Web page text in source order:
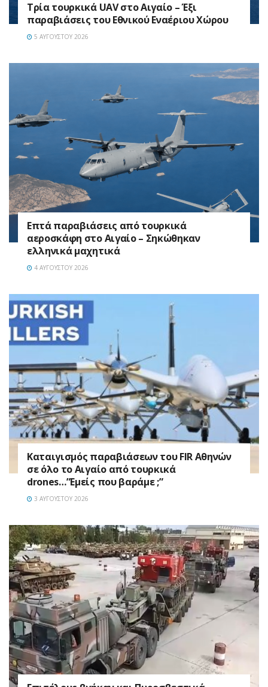
Τρία τουρκικά UAV στο Αιγαίο – Έξι
παραβιάσεις του Εθνικού Εναέριου Χώρου
5 ΑΥΓΟΎΣΤΟΥ 2026
Επτά παραβιάσεις από τουρκικά
αεροσκάφη στο Αιγαίο – Σηκώθηκαν
ελληνικά μαχητικά
4 ΑΥΓΟΎΣΤΟΥ 2026
Καταιγισμός παραβιάσεων του FIR Αθηνών
σε όλο το Αιγαίο από τουρκικά
drones…”Εμείς που βαράμε ;”
3 ΑΥΓΟΎΣΤΟΥ 2026